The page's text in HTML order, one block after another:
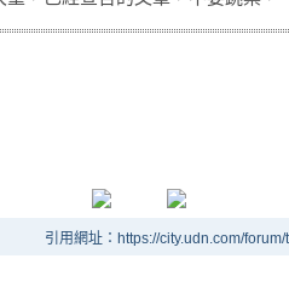
引用網址：https://city.udn.com/